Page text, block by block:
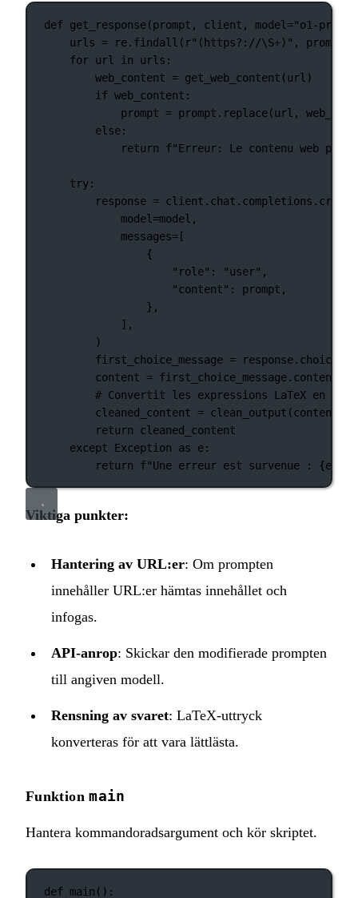
def get_response(prompt, client, model="o1-
urls = re.findall( r" (https? ://\S+) " , prompt)
for url in urls:
web_content = get_web_content(url)
if web_content:
prompt = prompt.replace(url,
else:
return
f"Erreur: Le contenu web pour
try:
response =
model=model,
messages=[
{
"role" : "user" ,
"content" : prompt,
},
],
)
first_choice_message = response.choices[
content = first_choice_message.content
# Convertit les expressions LaTeX en
cleaned_content = clean_output(content)
return cleaned_content
except
Exception as e:
return
f"Une erreur est survenue : {e
Viktiga punkter:
Hantering av URL:er: Om prompten
innehåller URL:er hämtas innehållet och
infogas.
API‑anrop: Skickar den modifierade prompten
till angiven modell.
Rensning av svaret: LaTeX‑uttryck
konverteras för att vara lättlästa.
Funktionmain
Hantera kommandoradsargument och kör skriptet.
def main ():